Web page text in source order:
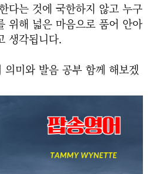
다는 것에 국한하지 않고 누구
위해 넓은 마음으로 품어 안아
생각됩니다.
미와 발음 공부 함께 해보겠